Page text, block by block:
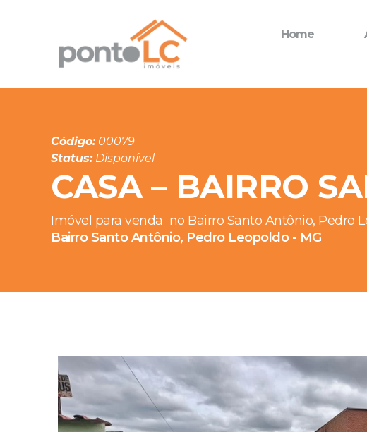
Home
Código:00079
Status:Disponível
CASA – BAIRRO
Imóvel para venda no Bairro Santo Antônio, Pedro
Bairro Santo Antônio, Pedro Leopoldo - MG